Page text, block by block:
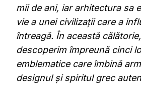
mii de ani, iar arhitectura sa
vie a unei civilizații care a
întreagă. În această
descoperim împreună cinci
emblematice care îmbină
designul și spiritul grec